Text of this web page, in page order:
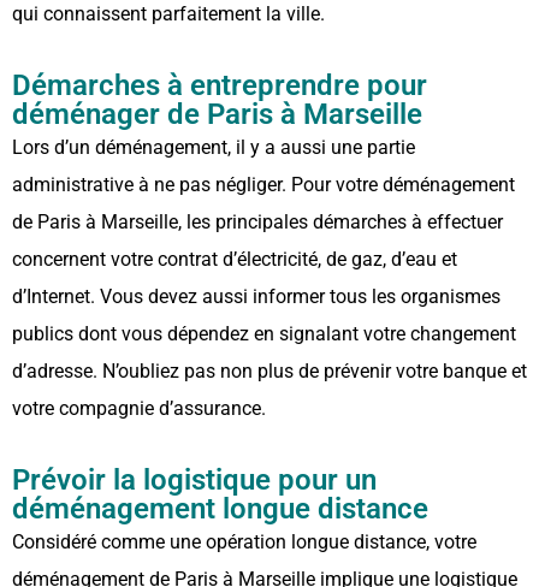
qui connaissent parfaitement la ville.
Démarches à entreprendre pour
déménager de Paris à Marseille
Lors d’un déménagement, il y a aussi une partie
administrative à ne pas négliger. Pour votre déménagement
de Paris à Marseille, les principales démarches à effectuer
concernent votre contrat d’électricité, de gaz, d’eau et
d’Internet. Vous devez aussi informer tous les organismes
publics dont vous dépendez en signalant votre changement
d’adresse. N’oubliez pas non plus de prévenir votre banque et
votre compagnie d’assurance.
Prévoir la logistique pour un
déménagement longue distance
Considéré comme une opération longue distance, votre
déménagement de Paris à Marseille implique une logistique